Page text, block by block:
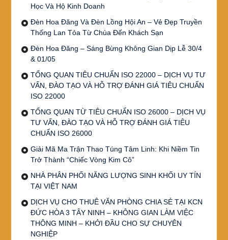
Học Và Hộ Kinh Doanh
Đèn Hoa Đăng Và Đèn Lồng Hội An – Vẻ Đẹp Truyền
Thống Lan Tỏa Từ Chùa Đến Khách Sạn
Đèn Hoa Đăng – Sáng Bừng Không Gian Dịp Lễ 30/4
& 01/05
TỔNG QUAN TIÊU CHUẨN ISO 22000 – DỊCH VỤ TƯ
VẤN, ĐÀO TẠO VÀ HỖ TRỢ ĐÁNH GIÁ TIÊU CHUẨN
ISO 22000
TỔNG QUAN TỪ TIÊU CHUẨN ISO 26000 – DỊCH VỤ
TƯ VẤN, ĐÀO TẠO VÀ HỖ TRỢ ĐÁNH GIÁ TIÊU
CHUẨN ISO 26000
Giải Mã Ma Trận Thao Túng Tâm Linh: Khi Niềm Tin
Trở Thành “Chiếc Vòng Kim Cô”
NHÀ PHÂN PHỐI NĂNG LƯỢNG SINH KHỐI UY TÍN
TẠI VIỆT NAM
DỊCH VỤ CHO THUÊ VĂN PHÒNG CHIA SẺ TẠI KCN
ĐỨC HÒA 3 TÂY NINH – KHÔNG GIAN LÀM VIỆC
THÔNG MINH – KHỞI ĐẦU CHO SỰ CHUYÊN
NGHIỆP